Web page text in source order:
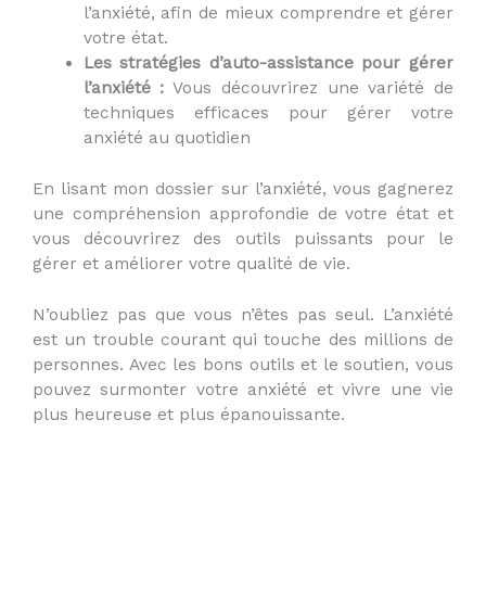
l’anxiété, afin de mieux comprendre et gérer
votre état.
Les stratégies d’auto-assistance pour gérer
l’anxiété : Vous découvrirez une variété de
techniques efficaces pour gérer votre
anxiété au quotidien
En lisant mon dossier sur l’anxiété, vous gagnerez
une compréhension approfondie de votre état et
vous découvrirez des outils puissants pour le
gérer et améliorer votre qualité de vie.
N’oubliez pas que vous n’êtes pas seul. L’anxiété
est un trouble courant qui touche des millions de
personnes. Avec les bons outils et le soutien, vous
pouvez surmonter votre anxiété et vivre une vie
plus heureuse et plus épanouissante.